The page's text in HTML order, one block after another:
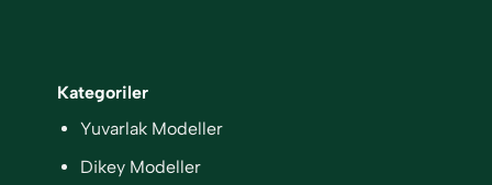
Kategoriler
Yuvarlak Modeller
Dikey Modeller